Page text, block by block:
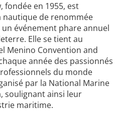
fondée en 1955, est
de renommée
événement phare annuel
Elle se tient au
Menino Convention and
année des passionnés
du monde
par la National Marine
soulignant ainsi leur
maritime.